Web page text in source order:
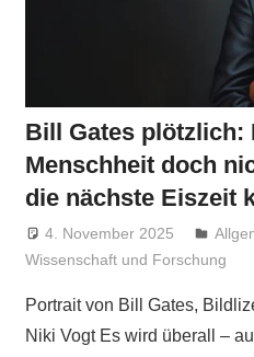
Bill Gates plötzlich:
Menschheit doch
die nächste Eiszeit
4. November 2025 Niki
Wissenschaft und Forschung
Portrait von Bill Gates,
Niki Vogt Es wird überall –